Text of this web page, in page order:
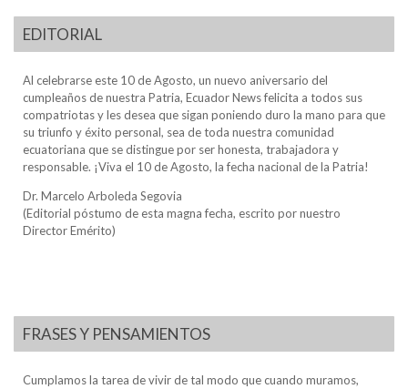
EDITORIAL
Al celebrarse este 10 de Agosto, un nuevo aniversario del
cumpleaños de nuestra Patria, Ecuador News felicita a todos sus
compatriotas y les desea que sigan poniendo duro la mano para que
su triunfo y éxito personal, sea de toda nuestra comunidad
ecuatoriana que se distingue por ser honesta, trabajadora y
responsable. ¡Viva el 10 de Agosto, la fecha nacional de la Patria!
Dr. Marcelo Arboleda Segovia
(Editorial póstumo de esta magna fecha, escrito por nuestro
Director Emérito)
FRASES Y PENSAMIENTOS
Cumplamos la tarea de vivir de tal modo que cuando muramos,